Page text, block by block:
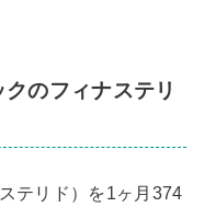
のフィナステリ
テリド）を1ヶ月374